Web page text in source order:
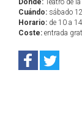
Dónde: Teatro de
Cuándo: sábado
Horario: de 10 a
Coste: entrada